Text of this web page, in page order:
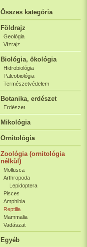
Összes kategória
Földrajz
Geológia
Vízrajz
Biológia, ökológia
Hidrobiológia
Paleobiológia
Természetvédelem
Botanika, erdészet
Erdészet
Mikológia
Ornitológia
Zoológia (ornitológia
nélkül)
Mollusca
Arthropoda
Lepidoptera
Pisces
Amphibia
Reptilia
Mammalia
Vadászat
Egyéb